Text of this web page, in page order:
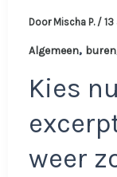
Door Mischa P. /
Algemeen, buren
Kies
weer